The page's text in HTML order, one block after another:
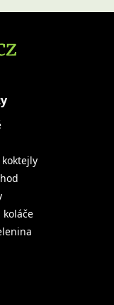
koláče